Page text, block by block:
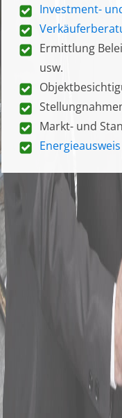
Investment-
Ermittlung
usw.
Markt- und
Energieausweis